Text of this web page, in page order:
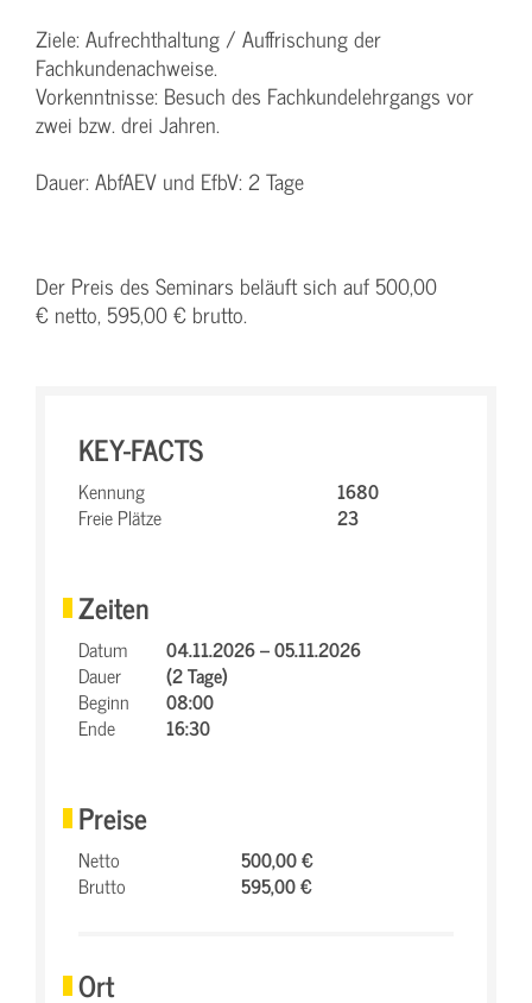
Ziele: Aufrechthaltung / Auffrischung der
Fachkundenachweise.
Vorkenntnisse: Besuch des Fachkundelehrgangs vor
zwei bzw. drei Jahren.
Dauer: AbfAEV und EfbV: 2 Tage
Der Preis des Seminars beläuft sich auf 500,00
€ netto, 595,00 € brutto.
KEY-FACTS
Kennung
1680
Freie Plätze
23
Zeiten
Datum
04.11.2026 – 05.11.2026
Dauer
(2 Tage)
Beginn
08:00
Ende
16:30
Preise
Netto
500,00 €
Brutto
595,00 €
Ort